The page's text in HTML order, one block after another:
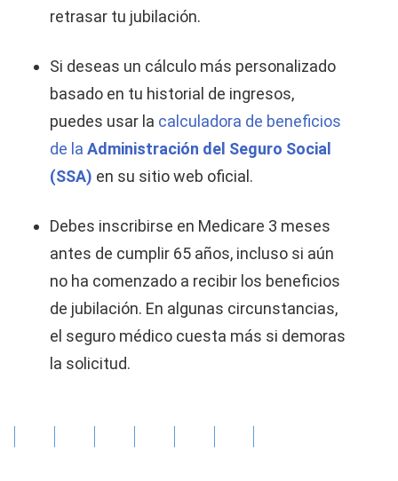
retrasar tu jubilación.
Si deseas un cálculo más personalizado
basado en tu historial de ingresos,
puedes usar la calculadora de beneficios
de la Administración del Seguro Social
(SSA) en su sitio web oficial.
Debes inscribirse en Medicare 3 meses
antes de cumplir 65 años, incluso si aún
no ha comenzado a recibir los beneficios
de jubilación. En algunas circunstancias,
el seguro médico cuesta más si demoras
la solicitud.